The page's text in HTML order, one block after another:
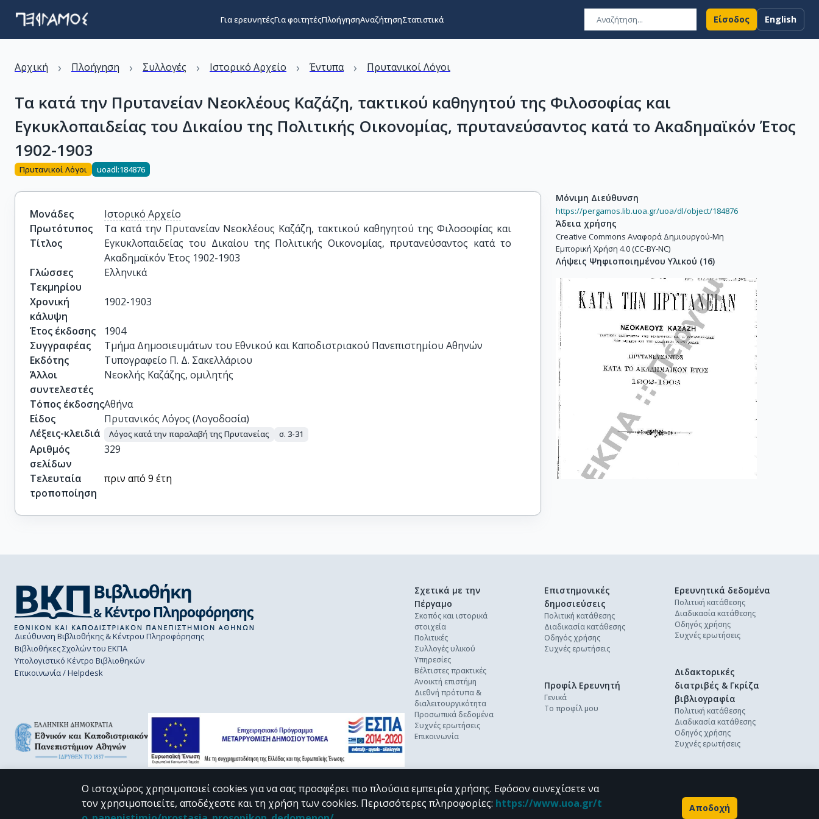
Για ερευνητέςΓια φοιτητέςΠλοήγησηΑναζήτησηΣτατιστικά Είσοδος English
Αρχική › Πλοήγηση › Συλλογές › Ιστορικό Αρχείο › Έντυπα › Πρυτανικοί Λόγοι
Τα κατά την Πρυτανείαν Νεοκλέους Καζάζη, τακτικού καθηγητού της Φιλοσοφίας και
Εγκυκλοπαιδείας του Δικαίου της Πολιτικής Οικονομίας, πρυτανεύσαντος κατά το Ακαδημαϊκόν Έτος
1902-1903
Πρυτανικοί Λόγοι uoadl:184876
Μονάδες
Ιστορικό Αρχείο
Πρωτότυπος
Τίτλος
Τα κατά την Πρυτανείαν Νεοκλέους Καζάζη, τακτικού καθηγητού της Φιλοσοφίας και
Εγκυκλοπαιδείας του Δικαίου της Πολιτικής Οικονομίας, πρυτανεύσαντος κατά το
Ακαδημαϊκόν Έτος 1902-1903
Γλώσσες
Τεκμηρίου
Ελληνικά
Χρονική
κάλυψη
1902-1903
Έτος έκδοσης
1904
Συγγραφέας
Τμήμα Δημοσιευμάτων του Εθνικού και Καποδιστριακού Πανεπιστημίου Αθηνών
Εκδότης
Τυπογραφείο Π. Δ. Σακελλάριου
Άλλοι
συντελεστές
Νεοκλής Καζάζης, ομιλητής
Τόπος έκδοσηςΑθήνα
Είδος
Πρυτανικός Λόγος (Λογοδοσία)
Λέξεις-κλειδιά
Λόγος κατά την παραλαβή της Πρυτανείας σ. 3-31
Αριθμός
σελίδων
329
Τελευταία
τροποποίηση
πριν από 9 έτη
Μόνιμη Διεύθυνση
https://pergamos.lib.uoa.gr/uoa/dl/object/184876
Άδεια χρήσης
Creative Commons Αναφορά Δημιουργού-Μη
Εμπορική Χρήση 4.0 (CC-BY-NC)
Λήψεις Ψηφιοποιημένου Υλικού (16)
Διεύθυνση Βιβλιοθήκης & Κέντρου Πληροφόρησης
Βιβλιοθήκες Σχολών του ΕΚΠΑ
Υπολογιστικό Κέντρο Βιβλιοθηκών
Επικοινωνία / Helpdesk
Σχετικά με την
Πέργαμο
Σκοπός και ιστορικά
στοιχεία
Πολιτικές
Συλλογές υλικού
Υπηρεσίες
Βέλτιστες πρακτικές
Ανοικτή επιστήμη
Διεθνή πρότυπα &
διαλειτουργικότητα
Προσωπικά δεδομένα
Συχνές ερωτήσεις
Επικοινωνία
Επιστημονικές
δημοσιεύσεις
Πολιτική κατάθεσης
Διαδικασία κατάθεσης
Οδηγός χρήσης
Συχνές ερωτήσεις
Ερευνητικά δεδομένα
Πολιτική κατάθεσης
Διαδικασία κατάθεσης
Οδηγός χρήσης
Συχνές ερωτήσεις
Διδακτορικές
διατριβές & Γκρίζα
βιβλιογραφία
Πολιτική κατάθεσης
Διαδικασία κατάθεσης
Οδηγός χρήσης
Συχνές ερωτήσεις
Προφίλ Ερευνητή
Γενικά
Το προφίλ μου
CC BY-NC 4.0
Ο ιστοχώρος χρησιμοποιεί cookies για να σας προσφέρει πιο πλούσια εμπειρία χρήσης. Εφόσον συνεχίσετε να
τον χρησιμοποιείτε, αποδέχεστε και τη χρήση των cookies. Περισσότερες πληροφορίες: https://www.uoa.gr/t
Αποδοχή